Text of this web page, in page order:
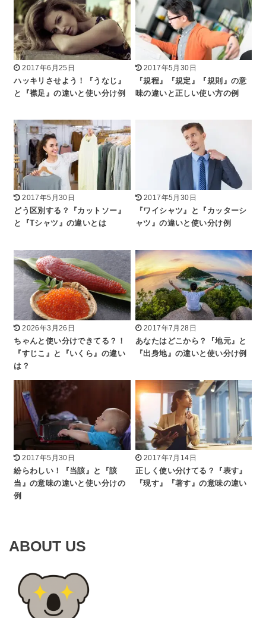
2017年6月25日
ハッキリさせよう！『うなじ』
と『襟足』の違いと使い分け例
2017年5月30日
『規程』『規定』『規則』の意
味の違いと正しい使い方の例
2017年5月30日
どう区別する？『カットソー』
と『Tシャツ』の違いとは
2017年5月30日
『ワイシャツ』と『カッターシ
ャツ』の違いと使い分け例
2026年3月26日
ちゃんと使い分けできてる？！
『すじこ』と『いくら』の違い
は？
2017年7月28日
あなたはどこから？『地元』と
『出身地』の違いと使い分け例
2017年5月30日
紛らわしい！『当該』と『該
当』の意味の違いと使い分けの
例
2017年7月14日
正しく使い分けてる？『表す』
『現す』『著す』の意味の違い
ABOUT US